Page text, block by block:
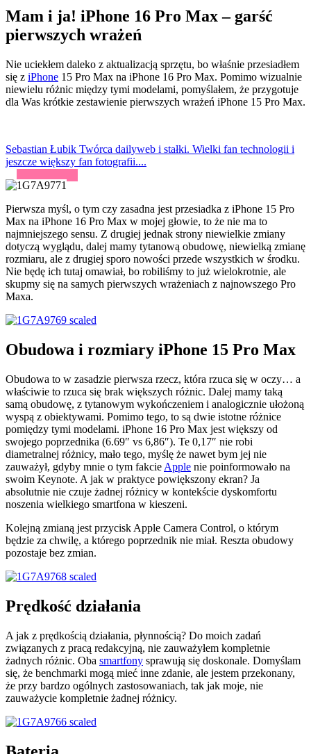
Mam i ja! iPhone 16 Pro Max – garść
pierwszych wrażeń
Nie uciekłem daleko z aktualizacją sprzętu, bo właśnie przesiadłem
się z iPhone 15 Pro Max na iPhone 16 Pro Max. Pomimo wizualnie
niewielu różnic między tymi modelami, pomyślałem, że przygotuje
dla Was krótkie zestawienie pierwszych wrażeń iPhone 15 Pro Max.
Sebastian Łubik Twórca dailyweb i stałki. Wielki fan technologii i
jeszcze większy fan fotografii....
Pierwsza myśl, o tym czy zasadna jest przesiadka z iPhone 15 Pro
Max na iPhone 16 Pro Max w mojej głowie, to że nie ma to
najmniejszego sensu. Z drugiej jednak strony niewielkie zmiany
dotyczą wyglądu, dalej mamy tytanową obudowę, niewielką zmianę
rozmiaru, ale z drugiej sporo nowości przede wszystkich w środku.
Nie będę ich tutaj omawiał, bo robiliśmy to już wielokrotnie, ale
skupmy się na samych pierwszych wrażeniach z najnowszego Pro
Maxa.
Obudowa i rozmiary iPhone 15 Pro Max
Obudowa to w zasadzie pierwsza rzecz, która rzuca się w oczy… a
właściwie to rzuca się brak większych różnic. Dalej mamy taką
samą obudowę, z tytanowym wykończeniem i analogicznie ułożoną
wyspą z obiektywami. Pomimo tego, to są dwie istotne różnice
pomiędzy tymi modelami. iPhone 16 Pro Max jest większy od
swojego poprzednika (6.69″ vs 6,86″). Te 0,17″ nie robi
diametralnej różnicy, mało tego, myślę że nawet bym jej nie
zauważył, gdyby mnie o tym fakcie Apple nie poinformowało na
swoim Keynote. A jak w praktyce powiększony ekran? Ja
absolutnie nie czuje żadnej różnicy w kontekście dyskomfortu
noszenia wielkiego smartfona w kieszeni.
Kolejną zmianą jest przycisk Apple Camera Control, o którym
będzie za chwilę, a którego poprzednik nie miał. Reszta obudowy
pozostaje bez zmian.
Prędkość działania
A jak z prędkością działania, płynnością? Do moich zadań
związanych z pracą redakcyjną, nie zauważyłem kompletnie
żadnych różnic. Oba smartfony sprawują się doskonale. Domyślam
się, że benchmarki mogą mieć inne zdanie, ale jestem przekonany,
że przy bardzo ogólnych zastosowaniach, tak jak moje, nie
zauważycie kompletnie żadnej różnicy.